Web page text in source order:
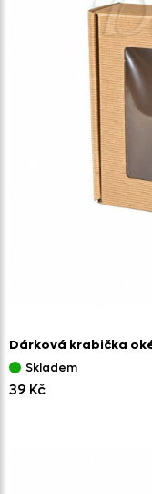
Dárková krabička
Skladem
39 Kč